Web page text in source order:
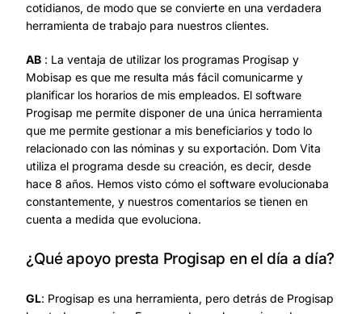
cotidianos, de modo que se convierte en una verdadera
herramienta de trabajo para nuestros clientes.
AB: La ventaja de utilizar los programas Progisap y
Mobisap es que me resulta más fácil comunicarme y
planificar los horarios de mis empleados. El software
Progisap me permite disponer de una única herramienta
que me permite gestionar a mis beneficiarios y todo lo
relacionado con las nóminas y su exportación. Dom Vita
utiliza el programa desde su creación, es decir, desde
hace 8 años. Hemos visto cómo el software evolucionaba
constantemente, y nuestros comentarios se tienen en
cuenta a medida que evoluciona.
¿Qué apoyo presta Progisap en el día a día?
GL: Progisap es una herramienta, pero detrás de Progisap